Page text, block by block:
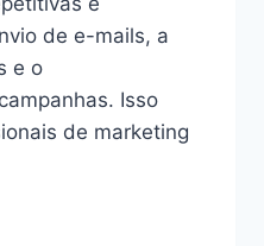
de e-mails, a
e o
Isso
de marketing